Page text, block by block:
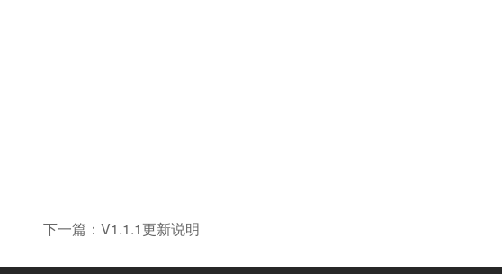
下一篇：V1.1.1更新说明